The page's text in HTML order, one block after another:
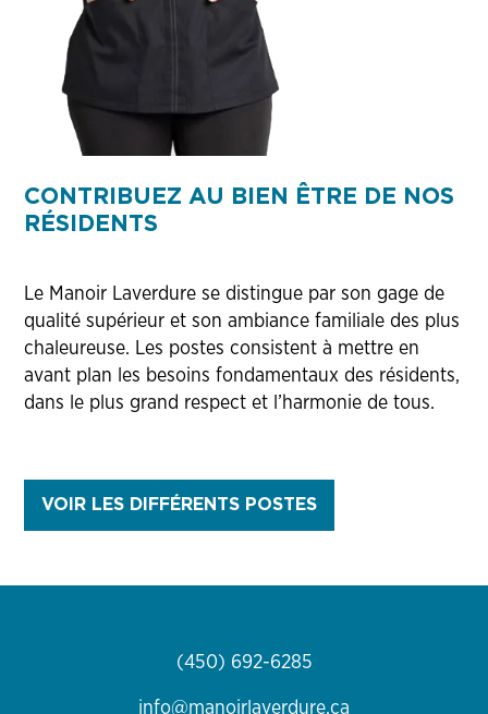
CONTRIBUEZ AU BIEN ÊTRE DE NOS
RÉSIDENTS
Le Manoir Laverdure se distingue par son gage de
qualité supérieur et son ambiance familiale des plus
chaleureuse. Les postes consistent à mettre en
avant plan les besoins fondamentaux des résidents,
dans le plus grand respect et l’harmonie de tous.
VOIR LES DIFFÉRENTS POSTES
(450) 692-6285
info@manoirlaverdure.ca